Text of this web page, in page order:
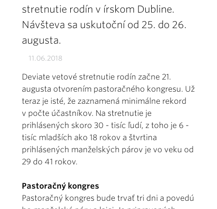
stretnutie rodín v írskom Dubline.
Návšteva sa uskutoční od 25. do 26.
augusta.
11.06.2018
Deviate vetové stretnutie rodín začne 21.
augusta otvorením pastoračného kongresu. Už
teraz je isté, že zaznamená minimálne rekord
v počte účastníkov. Na stretnutie je
prihlásených skoro 30 - tisíc ľudí, z toho je 6 -
tisíc mladších ako 18 rokov a štvrtina
prihlásených manželských párov je vo veku od
29 do 41 rokov.
Pastoračný kongres
Pastoračný kongres bude trvať tri dni a povedú